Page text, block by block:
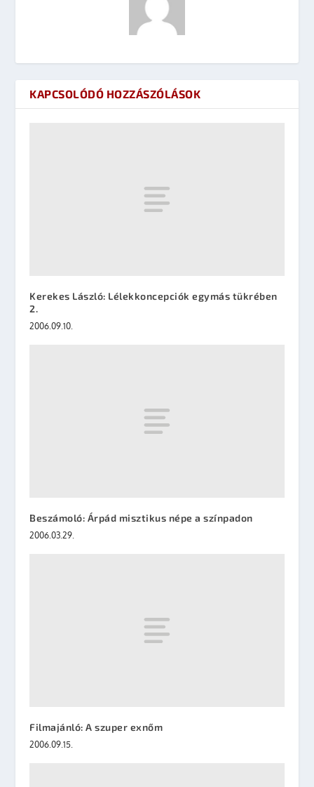
KAPCSOLÓDÓ HOZZÁSZÓLÁSOK
Kerekes László: Lélekkoncepciók egymás tükrében
2.
2006.09.10.
Beszámoló: Árpád misztikus népe a színpadon
2006.03.29.
Filmajánló: A szuper exnőm
2006.09.15.